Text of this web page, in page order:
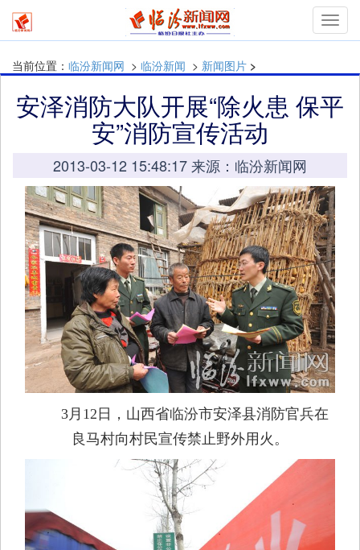
当前位置： 临汾新闻网 > 临汾新闻 > 新闻图片 >
安泽消防大队开展“除火患 保平
安”消防宣传活动
2013-03-12 15:48:17 来源：临汾新闻网
3月12日，山西省临汾市安泽县消防官兵在
良马村向村民宣传禁止野外用火。